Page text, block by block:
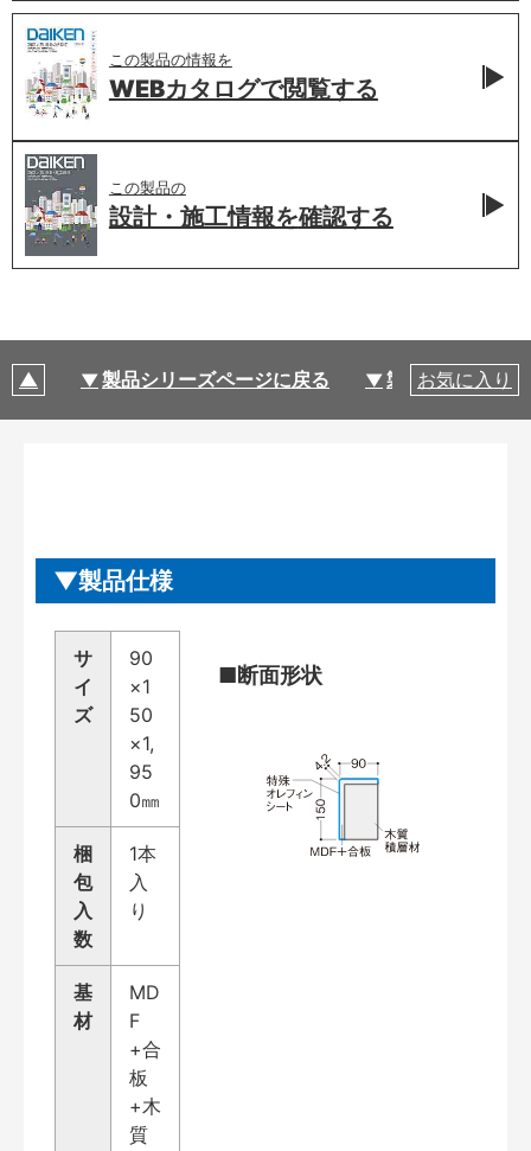
この製品の情報を
WEBカタログで閲覧する
この製品の
設計・施工情報を確認する
製品シリーズページに戻る 製品仕様
お気に入り
製品仕様
サ
イ
ズ
90
×1
50
×1,
95
0㎜
梱
包
入
数
1本
入
り
基
材
MD
F
+合
板
+木
質
■断面形状